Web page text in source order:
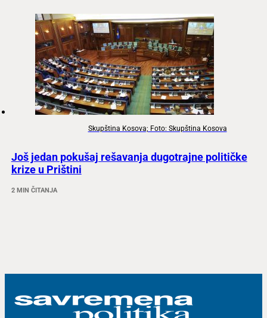
Skupština Kosova; Foto: Skupština Kosova
Još jedan pokušaj rešavanja dugotrajne političke
krize u Prištini
2 MIN ČITANJA